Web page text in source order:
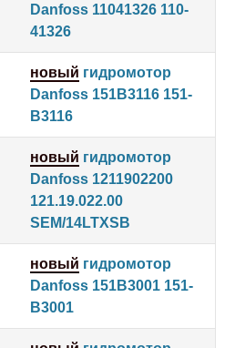
Danfoss 11041326 110-
41326
новый гидромотор
Danfoss 151B3116 151-
B3116
новый гидромотор
Danfoss 1211902200
121.19.022.00
SEM/14LTXSB
новый гидромотор
Danfoss 151B3001 151-
B3001